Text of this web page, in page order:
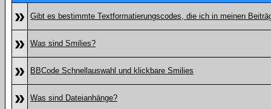
»
Gibt es bestimmte Textformatierungscodes, die ich in meinen
» Was sind Smilies?
» BBCode Schnellauswahl und klickbare Smilies
» Was sind Dateianhänge?